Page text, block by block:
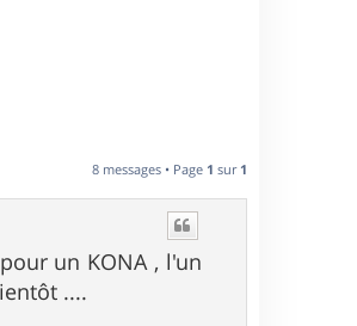
8 messages • Page 1 sur 1
un KONA , l'un
....